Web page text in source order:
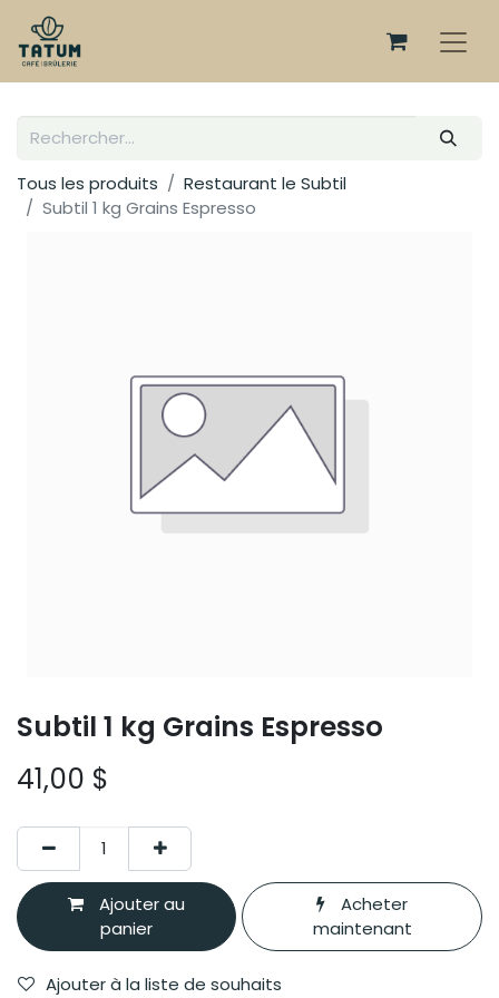
Tous les produits
Restaurant le Subtil
Subtil 1 kg Grains Espresso
Subtil 1 kg Grains Espresso
41,00 $
Ajouter au
panier
Acheter
maintenant
Ajouter à la liste de souhaits